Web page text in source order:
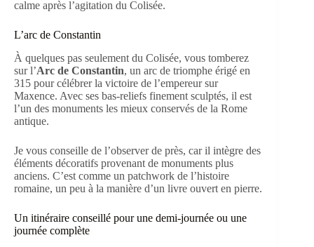
calme après l’agitation du Colisée.
L’arc de Constantin
À quelques pas seulement du Colisée, vous tomberez
sur l’Arc de Constantin, un arc de triomphe érigé en
315 pour célébrer la victoire de l’empereur sur
Maxence. Avec ses bas-reliefs finement sculptés, il est
l’un des monuments les mieux conservés de la Rome
antique.
Je vous conseille de l’observer de près, car il intègre des
éléments décoratifs provenant de monuments plus
anciens. C’est comme un patchwork de l’histoire
romaine, un peu à la manière d’un livre ouvert en pierre.
Un itinéraire conseillé pour une demi-journée ou une
journée complète